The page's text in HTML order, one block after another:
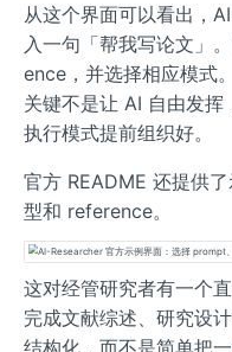
从这个界面可以看出，
入一句「帮我写论文」
ence，并选择相应模式
关键不是让 AI 自由发挥
执行模式提前组织好。
官方 README 还提供
型和 reference。
这对经管研究者有一个
完成文献综述、研究设
结构化，而不是简单把